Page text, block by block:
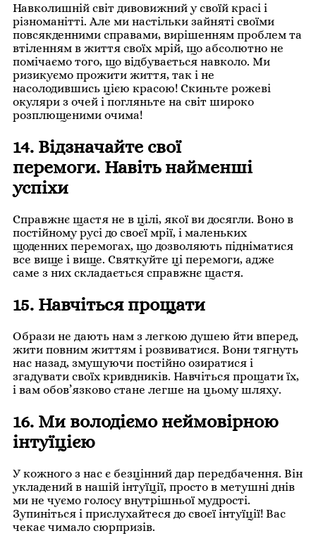
Навколишній світ дивовижний у своїй красі і
різноманітті. Але ми настільки зайняті своїми
повсякденними справами, вирішенням проблем та
втіленням в життя своїх мрій, що абсолютно не
помічаємо того, що відбувається навколо. Ми
ризикуємо прожити життя, так і не
насолодившись цією красою! Скиньте рожеві
окуляри з очей і погляньте на світ широко
розплющеними очима!
14. Відзначайте свої
перемоги. Навіть найменші
успіхи
Справжнє щастя не в цілі, якої ви досягли. Воно в
постійному русі до своєї мрії, і маленьких
щоденних перемогах, що дозволяють підніматися
все вище і вище. Святкуйте ці перемоги, адже
саме з них складається справжнє щастя.
15. Навчіться прощати
Образи не дають нам з легкою душею йти вперед,
жити повним життям і розвиватися. Вони тягнуть
нас назад, змушуючи постійно озиратися і
згадувати своїх кривдників. Навчіться прощати їх,
і вам обов’язково стане легше на цьому шляху.
16. Ми володіємо неймовірною
інтуїцією
У кожного з нас є безцінний дар передбачення. Він
укладений в нашій інтуїції, просто в метушні днів
ми не чуємо голосу внутрішньої мудрості.
Зупиніться і прислухайтеся до своєї інтуїції! Вас
чекає чимало сюрпризів.